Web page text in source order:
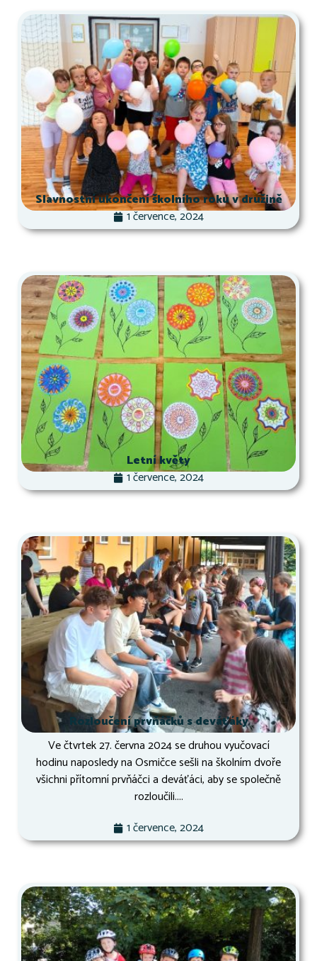
Slavnostní ukončení školního roku v družině
1 července, 2024
Letní květy
1 července, 2024
Rozloučení prvňáčků s deváťáky
Ve čtvrtek 27. června 2024 se druhou vyučovací
hodinu naposledy na Osmičce sešli na školním dvoře
všichni přítomní prvňáčci a deváťáci, aby se společně
rozloučili....
1 července, 2024